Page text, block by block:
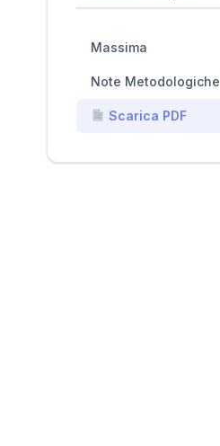
Massima
Note Metodologiche
Scarica PDF